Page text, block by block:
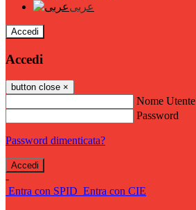
عربى
Accedi
Accedi
button close ×
Nome Utente
Password
Password dimenticata?
-
Entra con SPID Entra con CIE